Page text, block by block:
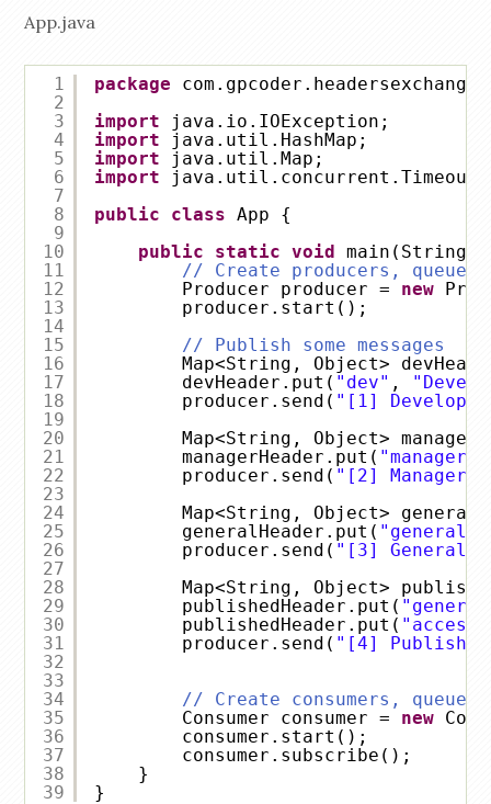
App.java
1
2
3
4
5
6
7
8
9
10
11
12
13
14
15
16
17
18
19
20
21
22
23
24
25
26
27
28
29
30
31
32
33
34
35
36
37
38
39
package
com.gpcoder.headersexchange;
import
java.io.IOException;
import
java.util.HashMap;
import
java.util.Map;
import
public
class App {
public
static void
// Create producers, queues
Producer producer = new
producer.start();
// Publish some messages
Map<String, Object>
devHeader.put( "dev" ,
producer.send( "[1] Developer
Map<String, Object>
managerHeader.put( "manager"
producer.send( "[2] Manager
Map<String, Object>
generalHeader.put( "general"
producer.send( "[3] General
Map<String, Object>
publishedHeader.put(
publishedHeader.put( "access"
producer.send( "[4] Published
// Create consumers, queues
Consumer consumer = new
consumer.start();
consumer.subscribe();
}
}